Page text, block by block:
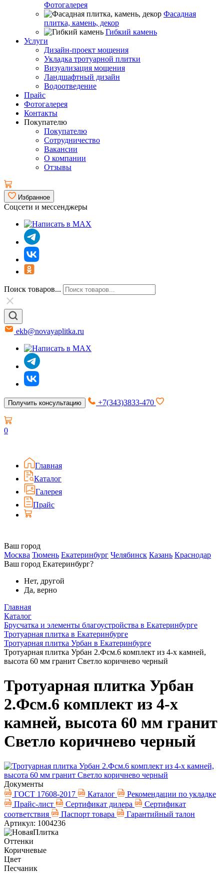
Фотогалерея
Фасадная
плитка, камень, декор
Гибкий камень
Услуги
Дизайн-проект мощения
Укладка тротуарной плитки
Визуализация мощения
Ландшафтный дизайн
Водоотведение
Прайс
Фотогалерея
Контакты
Покупателю
Покупателю
Сотрудничество
Вакансии
О компании
Отзывы
Избранное
Соцсети и мессенджеры
Поиск товаров...
ekb@novayaplitka.ru
Получить консультацию +7(343)3833-470
0
Главная
Каталог
Галерея
Прайс
Ваш город
Москва Тюмень Екатеринбург Челябинск Казань Краснодар
Ваш город Екатеринбург?
Нет, другой
Да, верно
Главная
Каталог
Брусчатка и элементы благоустройства в Екатеринбурге
Тротуарная плитка в Екатеринбурге
Тротуарная плитка Урбан в Екатеринбурге
Тротуарная плитка Урбан 2.Фсм.6 комплект из 4-х камней,
высота 60 мм гранит Светло коричнево черный
Тротуарная плитка Урбан
2.Фсм.6 комплект из 4-х
камней, высота 60 мм гранит
Светло коричнево черный
Документы
ГОСТ 17608-2017
Каталог
Рекомендации по укладке
Прайс-лист
Сертификат дилера
Сертификат
соответствия
Паспорт товара
Гарантийный талон
Артикул: 1004236
Оттенки
Коричневые
Цвет
Песчаник